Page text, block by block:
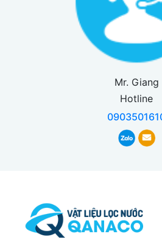
Mr. Giang
Hotline